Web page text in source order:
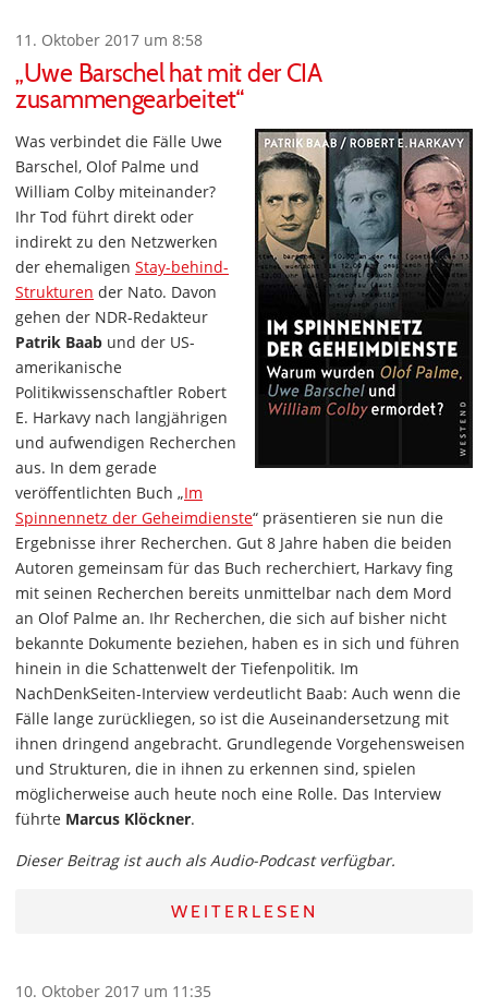
11. Oktober 2017 um 8:58
„Uwe Barschel hat mit der CIA
zusammengearbeitet“
Was verbindet die Fälle Uwe
Barschel, Olof Palme und
William Colby miteinander?
Ihr Tod führt direkt oder
indirekt zu den Netzwerken
der ehemaligen Stay-behind-
Strukturen der Nato. Davon
gehen der NDR-Redakteur
Patrik Baab und der US-
amerikanische
Politikwissenschaftler Robert
E. Harkavy nach langjährigen
und aufwendigen Recherchen
aus. In dem gerade
veröffentlichten Buch „Im
Spinnennetz der Geheimdienste“ präsentieren sie nun die
Ergebnisse ihrer Recherchen. Gut 8 Jahre haben die beiden
Autoren gemeinsam für das Buch recherchiert, Harkavy fing
mit seinen Recherchen bereits unmittelbar nach dem Mord
an Olof Palme an. Ihr Recherchen, die sich auf bisher nicht
bekannte Dokumente beziehen, haben es in sich und führen
hinein in die Schattenwelt der Tiefenpolitik. Im
NachDenkSeiten-Interview verdeutlicht Baab: Auch wenn die
Fälle lange zurückliegen, so ist die Auseinandersetzung mit
ihnen dringend angebracht. Grundlegende Vorgehensweisen
und Strukturen, die in ihnen zu erkennen sind, spielen
möglicherweise auch heute noch eine Rolle. Das Interview
führte Marcus Klöckner.
Dieser Beitrag ist auch als Audio-Podcast verfügbar.
WEITERLESEN
10. Oktober 2017 um 11:35